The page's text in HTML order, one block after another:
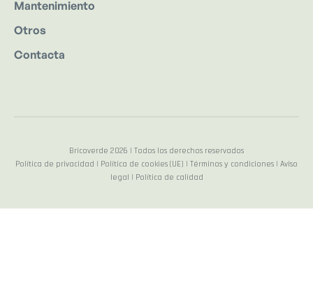
Mantenimiento
Otros
Contacta
Bricoverde 2026 | Todos los derechos reservados
Política de privacidad | Política de cookies (UE) | Términos y condiciones | Aviso
legal | Política de calidad